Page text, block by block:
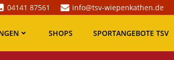
04141 87561 info@tsv-wiepenkathen.de
SHOPS SPORTANGEBOTE TSV